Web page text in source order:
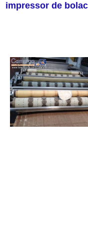
impressor de